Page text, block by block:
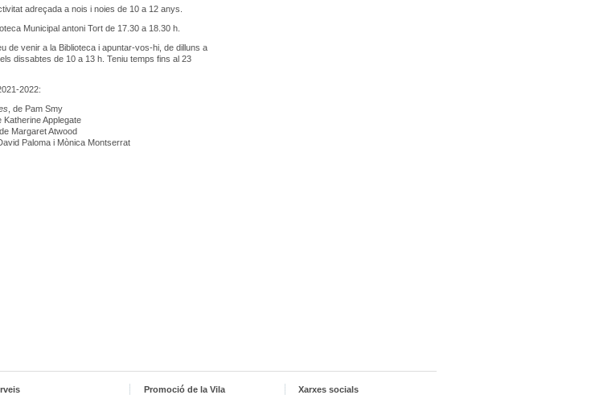
adreçada a nois i noies de 10 a 12 anys.
Municipal antoni Tort de 17.30 a 18.30 h.
de venir a la Biblioteca i apuntar-vos-hi, de dilluns a
dissabtes de 10 a 13 h. Teniu temps fins al 23
2022:
, de Pam Smy
Katherine Applegate
, de Margaret Atwood
Paloma i Mònica Montserrat
Promoció de la Vila Xarxes socials